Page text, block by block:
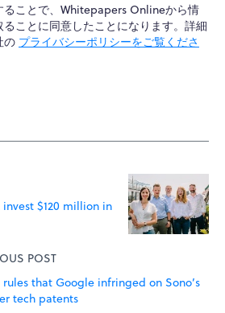
ることで、Whitepapers Onlineから情
ことに同意したことになります。詳細
の プライバシーポリシーをご覧くださ
$120 million in
POST
rules that Google infringed on Sono’s
tech patents